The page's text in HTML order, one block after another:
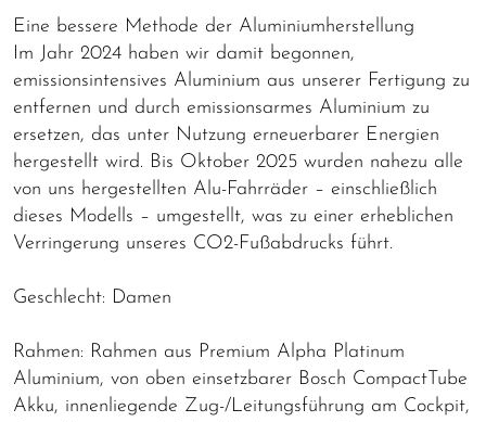
Eine bessere Methode der Aluminiumherstellung
Im Jahr 2024 haben wir damit begonnen,
emissionsintensives Aluminium aus unserer Fertigung zu
entfernen und durch emissionsarmes Aluminium zu
ersetzen, das unter Nutzung erneuerbarer Energien
hergestellt wird. Bis Oktober 2025 wurden nahezu alle
von uns hergestellten Alu-Fahrräder – einschließlich
dieses Modells – umgestellt, was zu einer erheblichen
Verringerung unseres CO2-Fußabdrucks führt.
Geschlecht: Damen
Rahmen: Rahmen aus Premium Alpha Platinum
Aluminium, von oben einsetzbarer Bosch CompactTube
Akku, innenliegende Zug-/Leitungsführung am Cockpit,